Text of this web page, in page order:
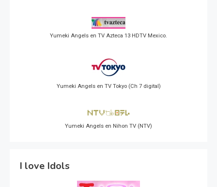
Yumeki Angels en TV Azteca 13 HDTV Mexico.
Yumeki Angels en TV Tokyo (Ch 7 digital)
Yumeki Angels en Nihon TV (NTV)
I love Idols